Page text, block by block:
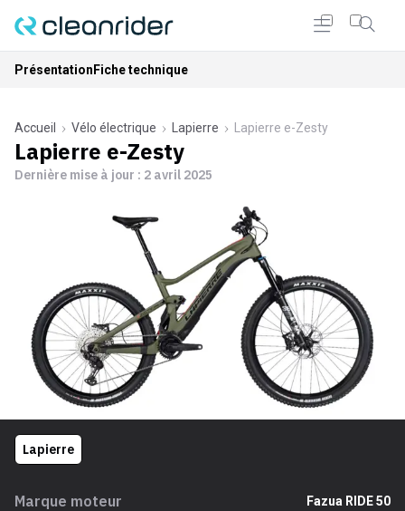
Présentation Fiche technique
Accueil Vélo électrique Lapierre Lapierre e-Zesty
Lapierre e-Zesty
Dernière mise à jour : 2 avril 2025
Lapierre
Marque moteur Fazua RIDE 50